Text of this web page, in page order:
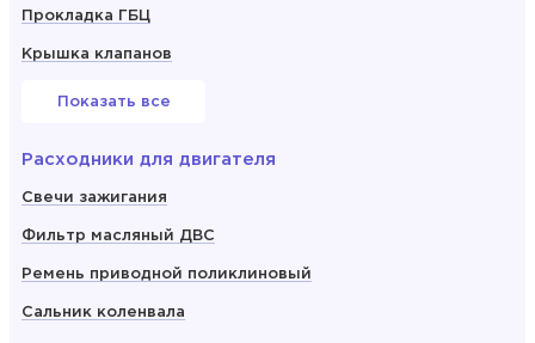
Прокладка ГБЦ
Крышка клапанов
Показать все
Расходники для двигателя
Свечи зажигания
Фильтр масляный ДВС
Ремень приводной поликлиновый
Сальник коленвала